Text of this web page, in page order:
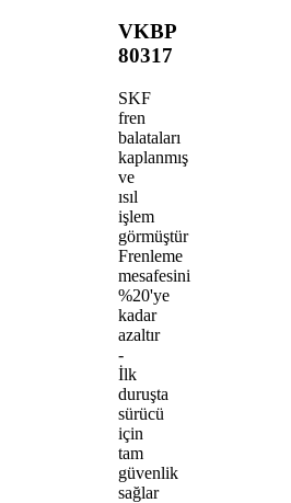
VKBP
80317
SKF
fren
balataları
kaplanmış
ve
ısıl
işlem
görmüştür
Frenleme
mesafesini
%20'ye
kadar
azaltır
-
İlk
duruşta
sürücü
için
tam
güvenlik
sağlar